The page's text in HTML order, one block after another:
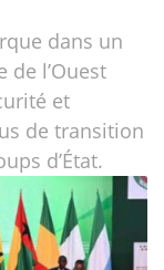
dans un
de l’Ouest
et
de transition
d’État.